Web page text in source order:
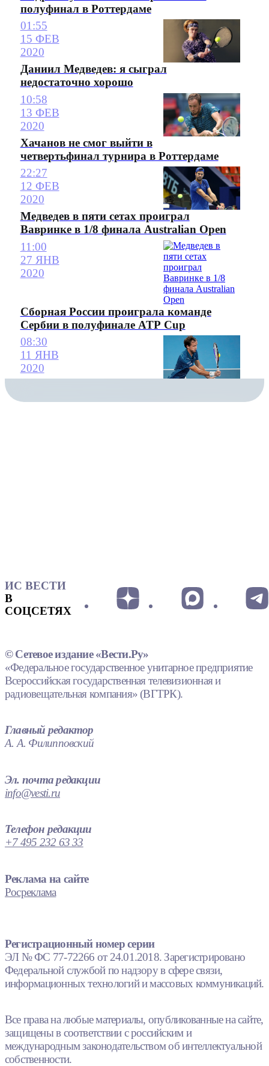
полуфинал в Роттердаме
01:55
15 ФЕВ
2020
Даниил Медведев: я сыграл
недостаточно хорошо
10:58
13 ФЕВ
2020
Хачанов не смог выйти в
четвертьфинал турнира в Роттердаме
22:27
12 ФЕВ
2020
Медведев в пяти сетах проиграл
Вавринке в 1/8 финала Australian Open
11:00
27 ЯНВ
2020
Сборная России проиграла команде
Сербии в полуфинале ATP Cup
08:30
11 ЯНВ
2020
ИС ВЕСТИ
В
СОЦСЕТЯХ
© Сетевое издание «Вести.Ру»
«Федеральное государственное унитарное предприятие
Всероссийская государственная телевизионная и
радиовещательная компания» (ВГТРК).
Главный редактор
А. А. Филипповский
Эл. почта редакции
info@vesti.ru
Телефон редакции
+7 495 232 63 33
Реклама на сайте
Росреклама
Регистрационный номер серии
ЭЛ № ФС 77-72266 от 24.01.2018. Зарегистрировано
Федеральной службой по надзору в сфере связи,
информационных технологий и массовых коммуникаций.
Все права на любые материалы, опубликованные на сайте,
защищены в соответствии с российским и
международным законодательством об интеллектуальной
собственности.